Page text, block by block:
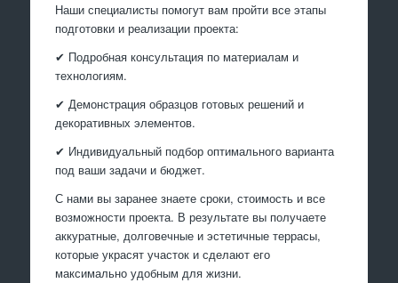
Наши специалисты помогут вам пройти все этапы
подготовки и реализации проекта:
✔ Подробная консультация по материалам и
технологиям.
✔ Демонстрация образцов готовых решений и
декоративных элементов.
✔ Индивидуальный подбор оптимального варианта
под ваши задачи и бюджет.
С нами вы заранее знаете сроки, стоимость и все
возможности проекта. В результате вы получаете
аккуратные, долговечные и эстетичные террасы,
которые украсят участок и сделают его
максимально удобным для жизни.